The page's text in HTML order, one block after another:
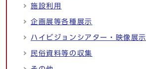
施設利用
企画展等各種展示
ハイビジョンシアター・映像展示
民俗資料等の収集